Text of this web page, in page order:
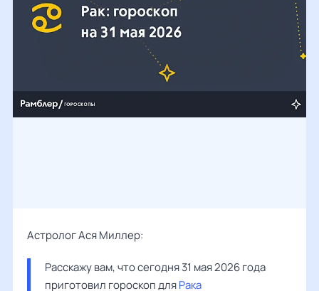
Астролог Ася Миллер:
Расскажу вам, что сегодня 31 мая 2026 года
приготовил гороскоп для Рака